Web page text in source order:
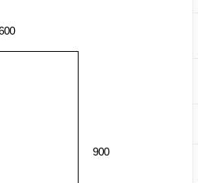
900